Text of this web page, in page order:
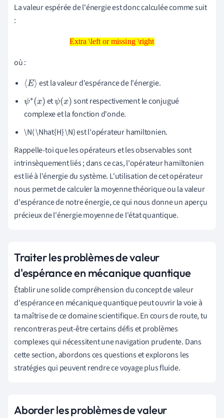
La valeur espérée de l'énergie est donc calculée comme suit
:
Extra \left or missing \right
Extra \left or missing \right
où :
⟨E⟩ est la valeur d'espérance de l'énergie.
ψ∗(x) etψ(x) sont respectivement le conjugué
complexe et la fonction d'onde.
\N( \Nhat{H} \N) est l'opérateur hamiltonien.
Rappelle-toi que les opérateurs et les observables sont
intrinsèquement liés ; dans ce cas, l'opérateur hamiltonien
est lié à l'énergie du système. L'utilisation de cet opérateur
nous permet de calculer la moyenne théorique ou la valeur
d'espérance de notre énergie, ce qui nous donne un aperçu
précieux de l'énergie moyenne de l'état quantique.
Traiter les problèmes de valeur
d'espérance en mécanique quantique
Établir une solide compréhension du concept de valeur
d'espérance en mécanique quantique peut ouvrir la voie à
ta maîtrise de ce domaine scientifique. En cours de route, tu
rencontreras peut-être certains défis et problèmes
complexes qui nécessitent une navigation prudente. Dans
cette section, abordons ces questions et explorons les
stratégies qui peuvent rendre ce voyage plus fluide.
Aborder les problèmes de valeur